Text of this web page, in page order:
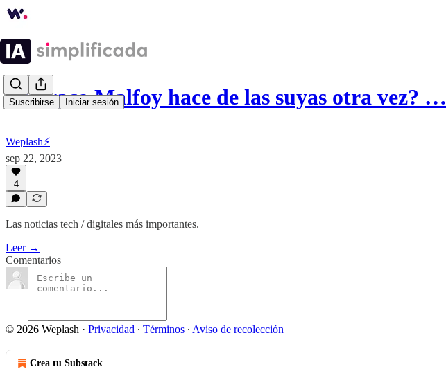
Suscribirse Iniciar sesión
⚡️¿Draco Malfoy hace de las suyas otra vez? …
Weplash⚡️
sep 22, 2023
4
Las noticias tech / digitales más importantes.
Leer →
Comentarios
© 2026 Weplash · Privacidad ∙ Términos ∙ Aviso de recolección
Crea tu Substack